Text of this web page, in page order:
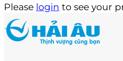
Please login to see your